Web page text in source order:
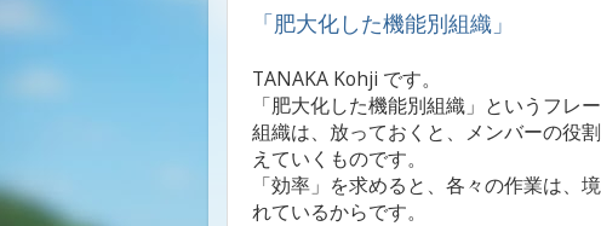
「肥大化した機能別組織」
TANAKA Kohji です。
「肥大化した機能別組織」というフレ
組織は、放っておくと、メンバーの役
えていくものです。
「効率」を求めると、各々の作業は、
れているからです。